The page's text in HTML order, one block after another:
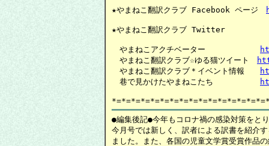
★やまねこ翻訳クラブ Facebook ページ
★やまねこ翻訳クラブ Twitter
やまねこアクチベーター
やまねこ翻訳クラブ☆ゆる猫ツイート
やまねこ翻訳クラブ＊イベント情報
巷で見かけたやまねこたち
●編集後記●今年もコロナ禍の感染対策をと
今月号では新しく、訳者による訳書を紹介
ました。また、各国の児童文学賞受賞作品